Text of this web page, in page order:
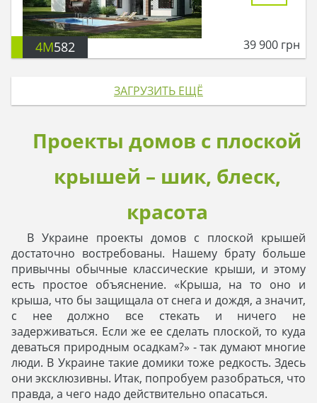
4M582 39 900 грн
ЗАГРУЗИТЬ ЕЩЁ
Проекты домов с плоской
крышей – шик, блеск,
красота
В Украине проекты домов с плоской крышей
достаточно востребованы. Нашему брату больше
привычны обычные классические крыши, и этому
есть простое объяснение. «Крыша, на то оно и
крыша, что бы защищала от снега и дождя, а значит,
с нее должно все стекать и ничего не
задерживаться. Если же ее сделать плоской, то куда
деваться природным осадкам?» - так думают многие
люди. В Украине такие домики тоже редкость. Здесь
они эксклюзивны. Итак, попробуем разобраться, что
правда, а чего надо действительно опасаться.